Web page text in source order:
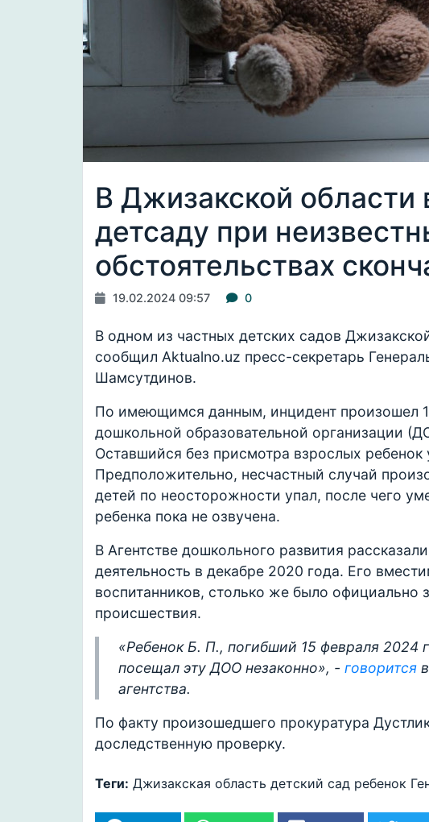
В Джизакской
детсаду при
обстоятельствах
19.02.2024 09:57 0
В одном из частных детских садов
сообщил Aktualno.uz пресс-секретарь
Шамсутдинов.
По имеющимся данным, инцидент произошел
дошкольной образовательной организации
Оставшийся без присмотра взрослых
Предположительно, несчастный случай
детей по неосторожности упал, после чего
ребенка пока не озвучена.
В Агентстве дошкольного развития
деятельность в декабре 2020 года. Его
воспитанников, столько же было официально
происшествия.
«Ребенок Б. П., погибший 15 февраля 2024
посещал эту ДОО незаконно», - говорится
агентства.
По факту произошедшего прокуратура
доследственную проверку.
Теги: Джизакская область детский сад ребенок